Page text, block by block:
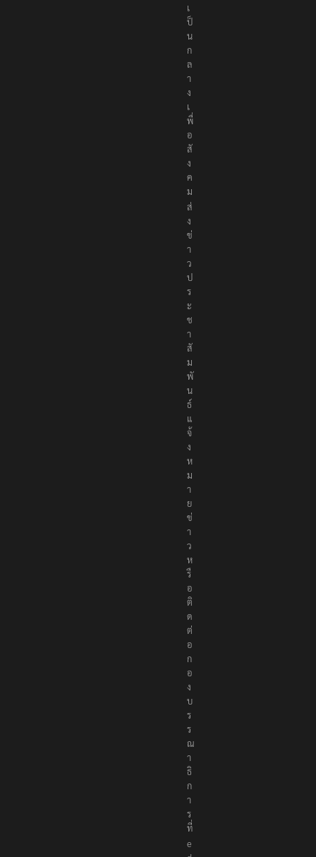
เ
ป็
น
ก
ล
า
ง
เ
พื่
อ
สั
ง
ค
ม
ส่
ง
ข่
า
ว
ป
ร
ะ
ช
า
สั
ม
พั
น
ธ์
แ
จ้
ง
ห
ม
า
ย
ข่
า
ว
ห
รื
อ
ติ
ด
ต่
อ
ก
อ
ง
บ
ร
ร
ณ
า
ธิ
ก
า
ร
ที่
e